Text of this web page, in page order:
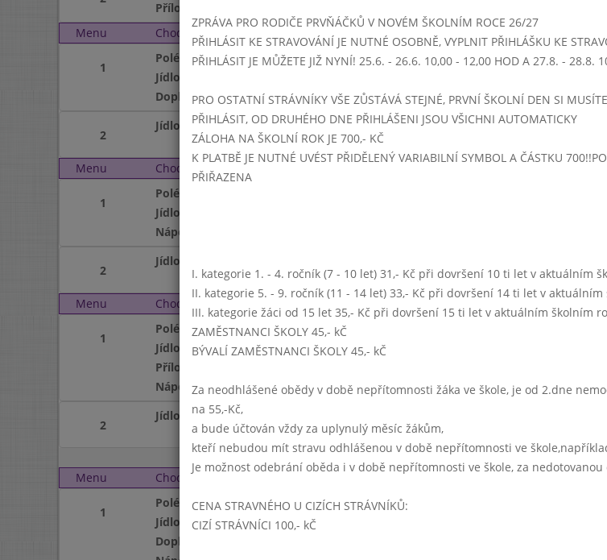
Příloha
Menu
Chod Středa 2. 10. 2019 (11:15 - 14:00)
1
Polévka
z hlívy ustřičné
Jídlo
Doplněk
ovoce pro děti
2
Jídlo hovězí maso na cibuli, brambory, okurek
Menu Chod Čtvrtek 3. 10. 2019 (11:15 - 14:00)
1
Polévka
Jídlo
Nápoj
2
Jídlo
Menu Chod Pátek 4. 10. 2019 (11:15 - 14:00)
1
Polévka
Jídlo
vepřové maso na leču, těstoviny
Příloha
Nápoj
mléko,voda,sirup,čaj
2
Jídlo
Týden 41
Menu
Chod Pondělí 7. 10. 2019 (11:15 - 14:00)
1
Polévka milionová (krupice,zelenina)
Jídlo
Doplněk
ZPRÁVA PRO RODIČE PRVŇÁČKŮ V NOVÉM ŠKOLNÍM ROCE 26/27
PŘIHLÁSIT KE STRAVOVÁNÍ JE NUTNÉ OSOBNĚ, VYPLNIT PŘIHLÁŠKU KE
PŘIHLÁSIT JE MŮŽETE JIŽ NYNÍ! 25.6. - 26.6. 10,00 - 12,00 HOD A 27.8. - 28.8.
PRO OSTATNÍ STRÁVNÍKY VŠE ZŮSTÁVÁ STEJNÉ, PRVNÍ ŠKOLNÍ DEN SI
PŘIHLÁSIT, OD DRUHÉHO DNE PŘIHLÁŠENI JSOU VŠICHNI AUTOMATICKY
ZÁLOHA NA ŠKOLNÍ ROK JE 700,- KČ
K PLATBĚ JE NUTNÉ UVÉST PŘIDĚLENÝ VARIABILNÍ SYMBOL A ČÁSTKU
PŘIŘAZENA
I. kategorie 1. - 4. ročník (7 - 10 let) 31,- Kč při dovršení 10 ti let v aktuálním
II. kategorie 5. - 9. ročník (11 - 14 let) 33,- Kč při dovršení 14 ti let v aktuálním
III. kategorie žáci od 15 let 35,- Kč při dovršení 15 ti let v aktuálním školním
ZAMĚSTNANCI ŠKOLY 45,- kČ
BÝVALÍ ZAMĚSTNANCI ŠKOLY 45,- kČ
Za neodhlášené obědy v době nepřítomnosti žáka ve škole, je od 2.dne
na 55,-Kč,
a bude účtován vždy za uplynulý měsíc žákům,
kteří nebudou mít stravu odhlášenou v době nepřítomnosti ve
Je možnost odebrání oběda i v době nepřítomnosti ve škole, za
CENA STRAVNÉHO U CIZÍCH STRÁVNÍKŮ:
CIZÍ STRÁVNÍCI 100,- kČ